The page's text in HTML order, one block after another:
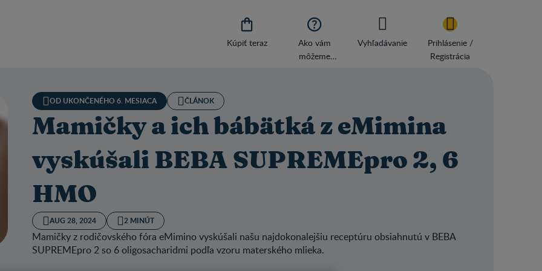

Kúpiť teraz

Ako vám
môžeme
Vyhľadávanie
Prihlásenie /
Registrácia
OD UKONČENÉHO 6. MESIACA ČLÁNOK
Mamičky a ich bábätká z eMimina
vyskúšali BEBA SUPREMEpro 2, 6
HMO
AUG 28, 2024 2 MINÚT
Mamičky z rodičovského fóra eMimino vyskúšali našu najdokonalejšiu receptúru obsiahnutú v BEBA
SUPREMEpro 2 so 6 oligosacharidmi podľa vzoru materského mlieka.